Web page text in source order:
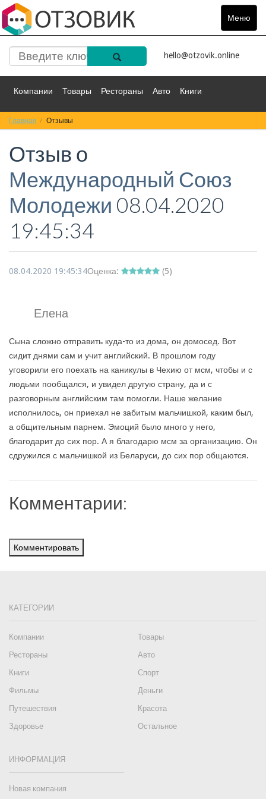
Меню
Toggle
hello@otzovik.online
Компании Товары Рестораны Авто Книги
Спорт Фильмы
Красота Здоровье
Главная Отзывы
Отзыв о
Международный Союз
Молодежи 08.04.2020
19:45:34
08.04.2020 19:45:34Оценка: (5)
Елена
Сына сложно отправить куда-то из дома, он домосед. Вот
сидит днями сам и учит английский. В прошлом году
уговорили его поехать на каникулы в Чехию от мсм, чтобы и с
людьми пообщался, и увидел другую страну, да и с
разговорным английским там помогли. Наше желание
исполнилось, он приехал не забитым мальчишкой, каким был,
а общительным парнем. Эмоций было много у него,
благодарит до сих пор. А я благодарю мсм за организацию. Он
сдружился с мальчишкой из Беларуси, до сих пор общаются.
Комментарии:
Комментировать
КАТЕГОРИИ
Компании
Товары
Рестораны
Авто
Книги
Спорт
Фильмы
Деньги
Путешествия
Красота
Здоровье
Остальное
ИНФОРМАЦИЯ
Новая компания